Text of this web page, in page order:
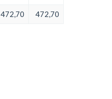
472,70 472,70